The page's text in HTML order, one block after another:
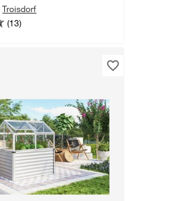
Troisdorf
(13)